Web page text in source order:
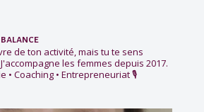
de ton activité, mais tu te sens
les femmes depuis 2017.
• Coaching • Entrepreneuriat🎙️